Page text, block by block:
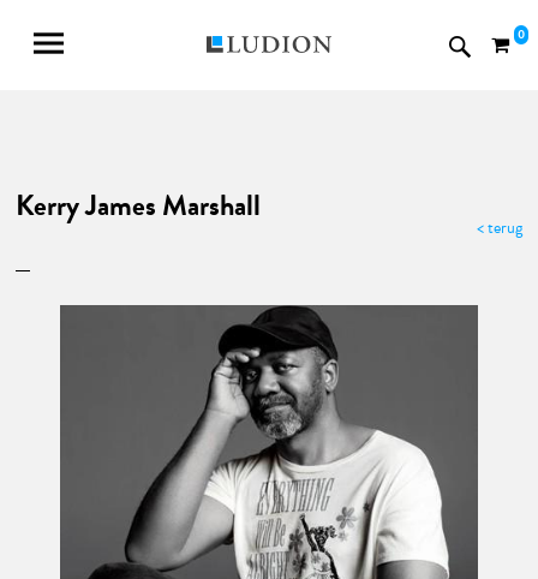
0
Kerry James Marshall
< terug